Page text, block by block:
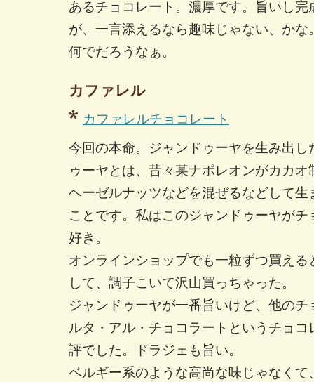
あるチョコレート。濃厚です。旨いし
が、一言添えるなら趣味じゃない、か
何でだろうなぁ。
カファレル
カファレルチョコレート
今回の本命。ジャンドゥーヤを生み出
ゥーヤとは、昔々某ナポレオンがカカ
ヘーゼルナッツなどを混ぜるなどして
ことです。私はこのジャンドゥーヤが
好き。
オンラインショップでも一粒ずつ買え
して、調子こいて沢山買っちゃった。
ジャンドゥーヤが一番旨いけど、他の
ルタ・アル・チョコラートというチョ
評でした。ドラジェも旨い。
ベルギー系のような高尚な味じゃなく